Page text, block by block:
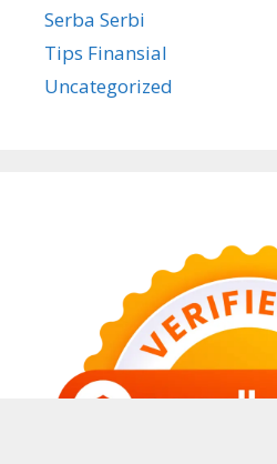
Serba Serbi
Tips Finansial
Uncategorized